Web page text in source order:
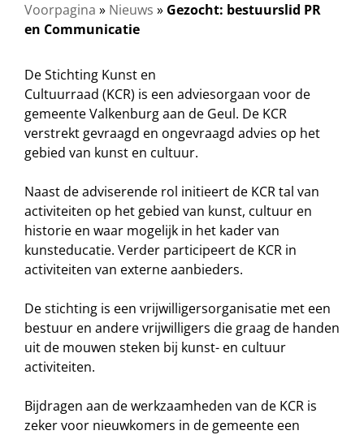
Voorpagina » Nieuws » Gezocht: bestuurslid PR
en Communicatie
De Stichting Kunst en
Cultuurraad (KCR) is een adviesorgaan voor de
gemeente Valkenburg aan de Geul. De KCR
verstrekt gevraagd en ongevraagd advies op het
gebied van kunst en cultuur.
Naast de adviserende rol initieert de KCR tal van
activiteiten op het gebied van kunst, cultuur en
historie en waar mogelijk in het kader van
kunsteducatie. Verder participeert de KCR in
activiteiten van externe aanbieders.
De stichting is een vrijwilligersorganisatie met een
bestuur en andere vrijwilligers die graag de handen
uit de mouwen steken bij kunst- en cultuur
activiteiten.
Bijdragen aan de werkzaamheden van de KCR is
zeker voor nieuwkomers in de gemeente een